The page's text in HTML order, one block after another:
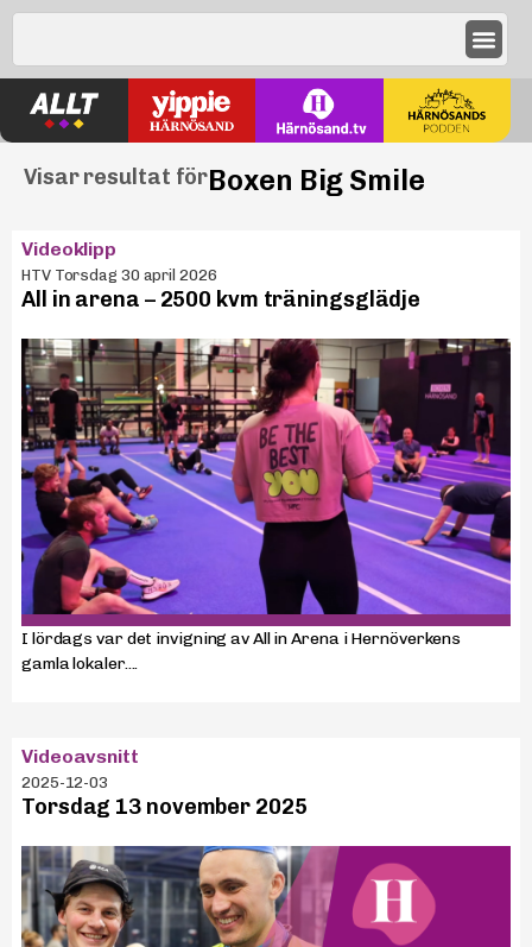
Visar resultat förBoxen Big Smile
Videoklipp
HTV Torsdag 30 april 2026
All in arena – 2500 kvm träningsglädje
I lördags var det invigning av All in Arena i Hernöverkens
gamla lokaler....
Videoavsnitt
2025-12-03
Torsdag 13 november 2025